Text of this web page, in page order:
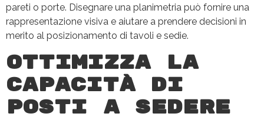
pareti o porte. Disegnare una planimetria può fornire una
rappresentazione visiva e aiutare a prendere decisioni in
merito al posizionamento di tavoli e sedie.
Ottimizza la
capacità di
posti a sedere